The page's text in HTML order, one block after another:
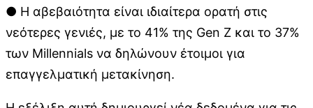
● Η αβεβαιότητα είναι ιδιαίτερα ορατή στις
νεότερες γενιές, με το 41% της Gen Z και το 37%
των Millennials να δηλώνουν έτοιμοι για
επαγγελματική μετακίνηση.